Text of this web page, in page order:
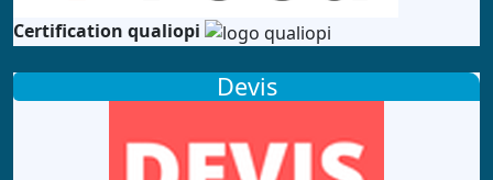
Certification qualiopi
Devis